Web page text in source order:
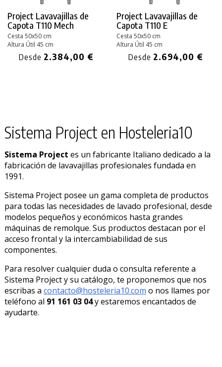
PRODUCTO AÑADIDO AL CARRITO
Project Lavavajillas de
Capota T110 Mech
Cesta 50x50 cm
Altura Útil 45 cm
Desde 2.384,00 €
Project Lavavajillas de
Capota T110 E
Cesta 50x50 cm
Altura Útil 45 cm
Desde 2.694,00 €
Sistema Project en Hosteleria10
Sistema Project es un fabricante Italiano dedicado a la
fabricación de lavavajillas profesionales fundada en
1991.
Sistema Project posee un gama completa de productos
para todas las necesidades de lavado profesional, desde
modelos pequeños y económicos hasta grandes
máquinas de remolque. Sus productos destacan por el
acceso frontal y la intercambiabilidad de sus
componentes.
Para resolver cualquier duda o consulta referente a
Sistema Project y su catálogo, te proponemos que nos
escribas a contacto@hosteleria10.com o nos llames por
teléfono al 91 161 03 04y estaremos encantados de
ayudarte.